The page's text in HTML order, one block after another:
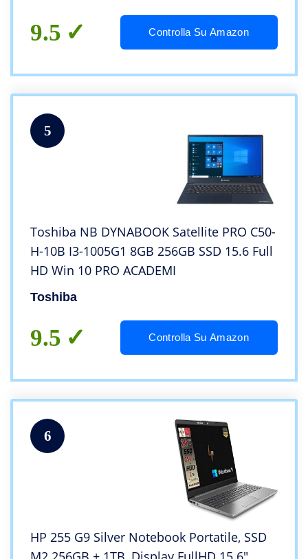
9.5 Controlla Su Amazon
5
Toshiba NB DYNABOOK Satellite PRO C50-
H-10B I3-1005G1 8GB 256GB SSD 15.6 Full
HD Win 10 PRO ACADEMI
Toshiba
9.5 Controlla Su Amazon
6
HP 255 G9 Silver Notebook Portatile, SSD